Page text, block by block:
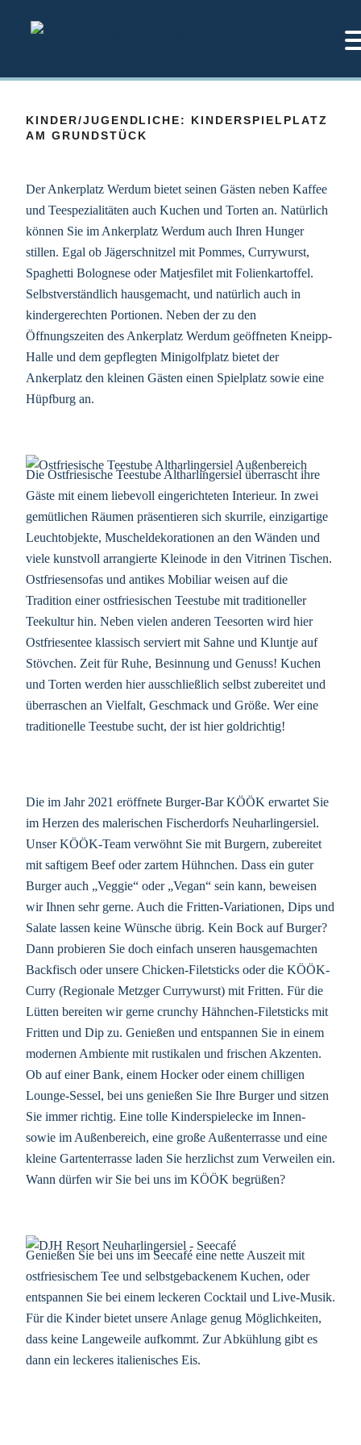
KINDER/JUGENDLICHE: KINDERSPIELPLATZ
AM GRUNDSTÜCK
Der Ankerplatz Werdum bietet seinen Gästen neben Kaffee
und Teespezialitäten auch Kuchen und Torten an. Natürlich
können Sie im Ankerplatz Werdum auch Ihren Hunger
stillen. Egal ob Jägerschnitzel mit Pommes, Currywurst,
Spaghetti Bolognese oder Matjesfilet mit Folienkartoffel.
Selbstverständlich hausgemacht, und natürlich auch in
kindergerechten Portionen. Neben der zu den
Öffnungszeiten des Ankerplatz Werdum geöffneten Kneipp-
Halle und dem gepflegten Minigolfplatz bietet der
Ankerplatz den kleinen Gästen einen Spielplatz sowie eine
Hüpfburg an.
Die Ostfriesische Teestube Altharlingersiel überrascht ihre
Gäste mit einem liebevoll eingerichteten Interieur. In zwei
gemütlichen Räumen präsentieren sich skurrile, einzigartige
Leuchtobjekte, Muscheldekorationen an den Wänden und
viele kunstvoll arrangierte Kleinode in den Vitrinen Tischen.
Ostfriesensofas und antikes Mobiliar weisen auf die
Tradition einer ostfriesischen Teestube mit traditioneller
Teekultur hin. Neben vielen anderen Teesorten wird hier
Ostfriesentee klassisch serviert mit Sahne und Kluntje auf
Stövchen. Zeit für Ruhe, Besinnung und Genuss! Kuchen
und Torten werden hier ausschließlich selbst zubereitet und
überraschen an Vielfalt, Geschmack und Größe. Wer eine
traditionelle Teestube sucht, der ist hier goldrichtig!
Die im Jahr 2021 eröffnete Burger-Bar KÖÖK erwartet Sie
im Herzen des malerischen Fischerdorfs Neuharlingersiel.
Unser KÖÖK-Team verwöhnt Sie mit Burgern, zubereitet
mit saftigem Beef oder zartem Hühnchen. Dass ein guter
Burger auch „Veggie“ oder „Vegan“ sein kann, beweisen
wir Ihnen sehr gerne. Auch die Fritten-Variationen, Dips und
Salate lassen keine Wünsche übrig. Kein Bock auf Burger?
Dann probieren Sie doch einfach unseren hausgemachten
Backfisch oder unsere Chicken-Filetsticks oder die KÖÖK-
Curry (Regionale Metzger Currywurst) mit Fritten. Für die
Lütten bereiten wir gerne crunchy Hähnchen-Filetsticks mit
Fritten und Dip zu. Genießen und entspannen Sie in einem
modernen Ambiente mit rustikalen und frischen Akzenten.
Ob auf einer Bank, einem Hocker oder einem chilligen
Lounge-Sessel, bei uns genießen Sie Ihre Burger und sitzen
Sie immer richtig. Eine tolle Kinderspielecke im Innen-
sowie im Außenbereich, eine große Außenterrasse und eine
kleine Gartenterrasse laden Sie herzlichst zum Verweilen ein.
Wann dürfen wir Sie bei uns im KÖÖK begrüßen?
Genießen Sie bei uns im Seecafé eine nette Auszeit mit
ostfriesischem Tee und selbstgebackenem Kuchen, oder
entspannen Sie bei einem leckeren Cocktail und Live-Musik.
Für die Kinder bietet unsere Anlage genug Möglichkeiten,
dass keine Langeweile aufkommt. Zur Abkühlung gibt es
dann ein leckeres italienisches Eis.